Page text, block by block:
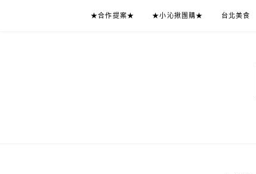
★合作提案★ ★小沁揪團購★ 台北美食